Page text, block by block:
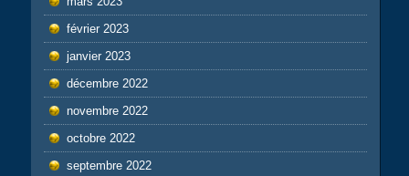
février 2023
janvier 2023
décembre 2022
novembre 2022
octobre 2022
septembre 2022